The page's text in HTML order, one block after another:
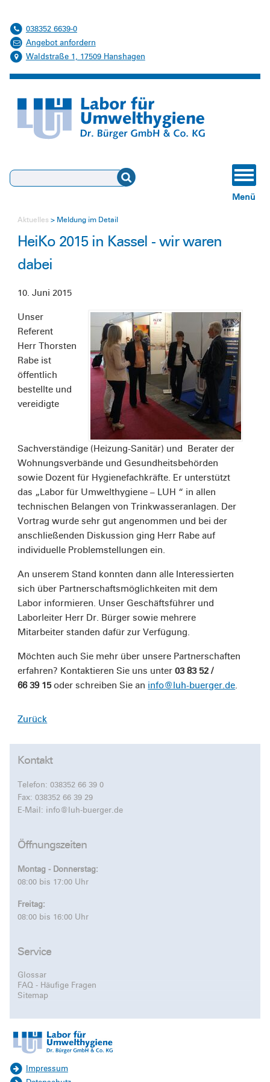
038352 6639-0
Angebot anfordern
Waldstraße 1, 17509 Hanshagen
Suchen
Menü
Aktuelles Meldung im Detail
HeiKo 2015 in Kassel - wir waren
dabei
10. Juni 2015
Unser
Referent
Herr Thorsten
Rabe ist
öffentlich
bestellte und
vereidigte
Sachverständige (Heizung-Sanitär) und Berater der
Wohnungsverbände und Gesundheitsbehörden
sowie Dozent für Hygienefachkräfte. Er unterstützt
das „Labor für Umwelthygiene – LUH “ in allen
technischen Belangen von Trinkwasseranlagen. Der
Vortrag wurde sehr gut angenommen und bei der
anschließenden Diskussion ging Herr Rabe auf
individuelle Problemstellungen ein.
An unserem Stand konnten dann alle Interessierten
sich über Partnerschaftsmöglichkeiten mit dem
Labor informieren. Unser Geschäftsführer und
Laborleiter Herr Dr. Bürger sowie mehrere
Mitarbeiter standen dafür zur Verfügung.
Möchten auch Sie mehr über unsere Partnerschaften
erfahren? Kontaktieren Sie uns unter03 83 52 /
66 39 15oder schreiben Sie an info@luh-buerger.de
Zurück
Kontakt
Telefon:038352 66 39 0
Fax: 038352 66 39 29
E-Mail: info@luh-buerger.de
Öffnungszeiten
Montag - Donnerstag:
08:00 bis 17:00 Uhr
Freitag:
08:00 bis 16:00 Uhr
Service
Glossar
FAQ - Häufige Fragen
Sitemap
Impressum